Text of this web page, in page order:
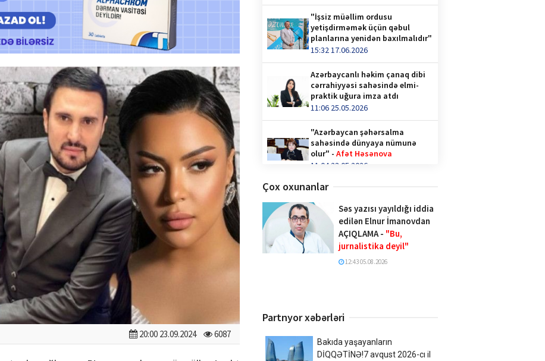
20:00 23.09.2024 6087
"İşsiz müəllim ordusu
yetişdirməmək üçün qəbul
planlarına yenidən baxılmalıdır"
15:32 17.06.2026
Azərbaycanlı həkim çanaq dibi
cərrahiyyəsi sahəsində elmi-
praktik uğura imza atdı
11:06 25.05.2026
"Azərbaycan şəhərsalma
sahəsində dünyaya nümunə
olur" -Afət Həsənova
11:04 23.05.2026
Qəhvə içənlər diqqət —
hormonlar təhlükədə ola bilər!
video/
14:36 28.04.2026
Türk İnteqrasiya Olimpiadasına
Azərbaycandan 1000-ə yaxın
“Turan bilgəsi” mükafatına
17:02 08.04.2026
Çox oxunanlar
Səs yazısı yayıldığı iddia
edilən Elnur İmanovdan
AÇIQLAMA - "Bu,
jurnalistika deyil"
12:43 05.08.2026
Partnyor xəbərləri
Bakıda yaşayanların
DİQQƏTİNƏ!7 avqust 2026-cı il